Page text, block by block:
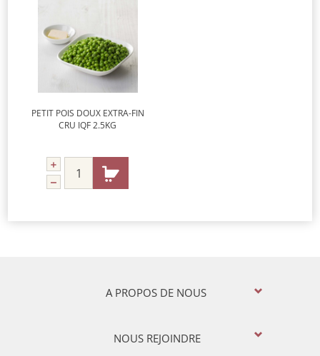
PETIT POIS DOUX EXTRA-FIN
CRU IQF 2.5KG
A PROPOS DE NOUS
NOUS REJOINDRE